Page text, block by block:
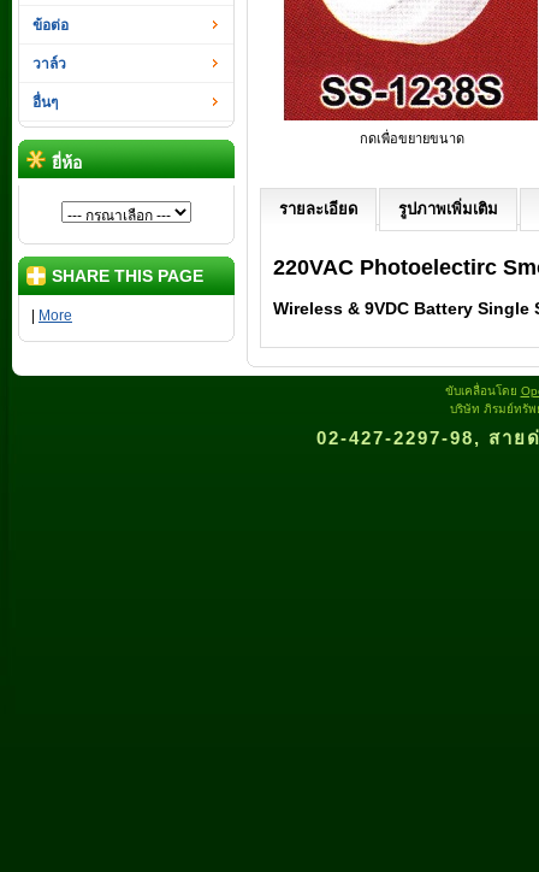
ข้อต่อ
วาล์ว
อื่นๆ
ยี่ห้อ
SHARE THIS PAGE
More
กดเพื่อขยายขนาด
รายละเอียด รูปภาพเพิ่มเติม
220VAC Photoelectirc
Wireless & 9VDC Battery Single
ขับเคลื่อนโดย
บริษัท ภิรมย์ทรัพ
02-427-2297-98, สาย